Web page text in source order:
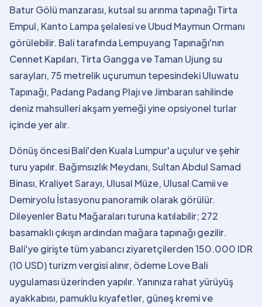
Batur Gölü manzarası, kutsal su arınma tapınağı Tirta
Empul, Kanto Lampa şelalesi ve Ubud Maymun Ormanı
görülebilir. Bali tarafında Lempuyang Tapınağı'nın
Cennet Kapıları, Tirta Gangga ve Taman Ujung su
sarayları, 75 metrelik uçurumun tepesindeki Uluwatu
Tapınağı, Padang Padang Plajı ve Jimbaran sahilinde
deniz mahsulleri akşam yemeği yine opsiyonel turlar
içinde yer alır.
Dönüş öncesi Bali'den Kuala Lumpur'a uçulur ve şehir
turu yapılır. Bağımsızlık Meydanı, Sultan Abdul Samad
Binası, Kraliyet Sarayı, Ulusal Müze, Ulusal Camii ve
Demiryolu İstasyonu panoramik olarak görülür.
Dileyenler Batu Mağaraları turuna katılabilir; 272
basamaklı çıkışın ardından mağara tapınağı gezilir.
Bali'ye girişte tüm yabancı ziyaretçilerden 150.000 IDR
(10 USD) turizm vergisi alınır, ödeme Love Bali
uygulaması üzerinden yapılır. Yanınıza rahat yürüyüş
ayakkabısı, pamuklu kıyafetler, güneş kremi ve